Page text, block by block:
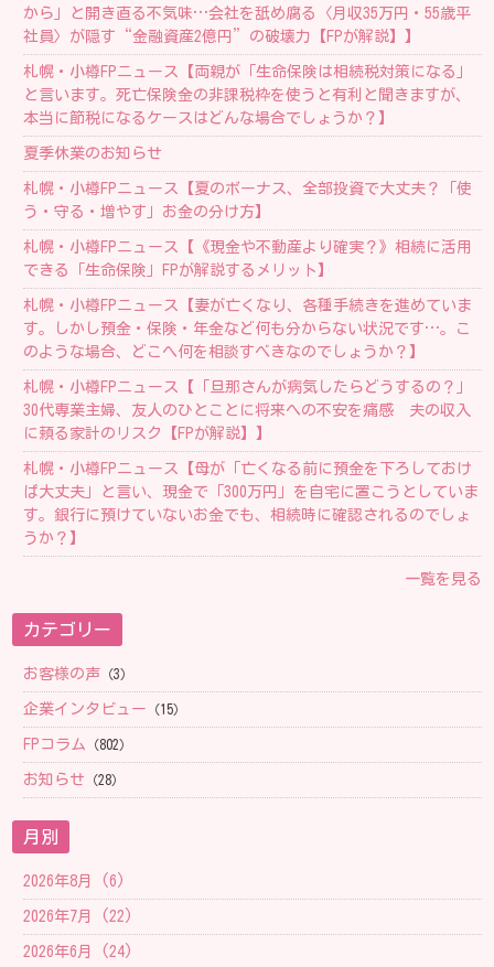
から」と開き直る不気味…会社を舐め腐る〈月収35万円・55歳平
社員〉が隠す“金融資産2億円”の破壊力【FPが解説】】
札幌・小樽FPニュース【両親が「生命保険は相続税対策になる」
と言います。死亡保険金の非課税枠を使うと有利と聞きますが、
本当に節税になるケースはどんな場合でしょうか？】
夏季休業のお知らせ
札幌・小樽FPニュース【夏のボーナス、全部投資で大丈夫？「使
う・守る・増やす」お金の分け方】
札幌・小樽FPニュース【《現金や不動産より確実？》相続に活用
できる「生命保険」FPが解説するメリット】
札幌・小樽FPニュース【妻が亡くなり、各種手続きを進めていま
す。しかし預金・保険・年金など何も分からない状況です…。こ
のような場合、どこへ何を相談すべきなのでしょうか？】
札幌・小樽FPニュース【「旦那さんが病気したらどうするの？」
30代専業主婦、友人のひとことに将来への不安を痛感 夫の収入
に頼る家計のリスク【FPが解説】】
札幌・小樽FPニュース【母が「亡くなる前に預金を下ろしておけ
ば大丈夫」と言い、現金で「300万円」を自宅に置こうとしていま
す。銀行に預けていないお金でも、相続時に確認されるのでしょ
うか？】
一覧を見る
カテゴリー
お客様の声 （3）
企業インタビュー （15）
FPコラム （802）
お知らせ （28）
月別
2026年8月 (6)
2026年7月 (22)
2026年6月 (24)